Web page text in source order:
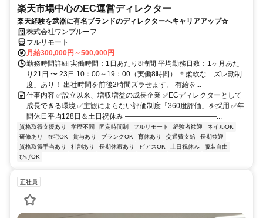
楽天市場中心のEC運営ディレクター
楽天経験を武器に有名ブランドのディレクターへキャリアアップ☆
株式会社ワンプルーフ
フルリモート
月給300,000円～500,000円
勤務時間詳細 実働時間：1日あたり8時間 平均勤務日数：1ヶ月あた
り21日 〜 23日 10：00～19：00（実働8時間） ＊柔軟な「ズレ勤制
度」あり！ 出社時間を前後2時間ズラせます。 有給を...
仕事内容 ✅設立以来、増収増益の成長企業 ✅ECディレクターとして
成長できる環境 ✅主観によらない評価制度「360度評価」を採用 ✅年
間休日平均128日＆土日祝休み ―――――――――――――...
資格取得支援あり 学歴不問 固定時間制 フルリモート 経験者歓迎
ネイルOK
研修あり
在宅OK 賞与あり ブランクOK 育休あり 交通費支給
長期歓迎
資格取得手当あり
社割あり 長期休暇あり ピアスOK 土日祝休み
服装自由
ひげOK
正社員